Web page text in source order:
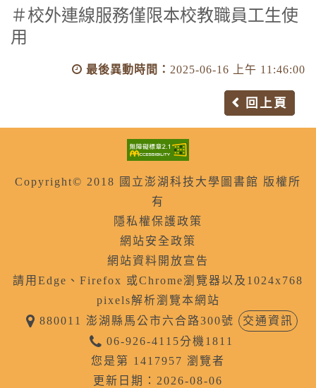
＃校外連線服務僅限本校教職員工生使
用
最後異動時間： 2025-06-16 上午 11:46:00
回上頁
Copyright© 2018 國立澎湖科技大學圖書館 版權所
有
隱私權保護政策
網站安全政策
網站資料開放宣告
請用Edge、Firefox 或Chrome瀏覽器以及1024x768
pixels解析瀏覽本網站
880011 澎湖縣馬公市六合路300號
交通資訊
06-926-4115分機1811
您是第 1417957 瀏覽者
更新日期：2026-08-06